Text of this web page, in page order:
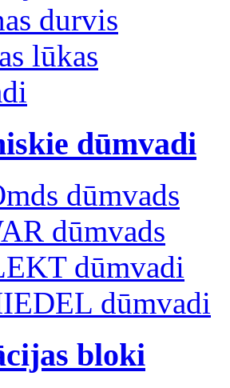
durvis
lūkas
dūmvadi
dūmvads
dūmvads
dūmvadi
dūmvadi
bloki